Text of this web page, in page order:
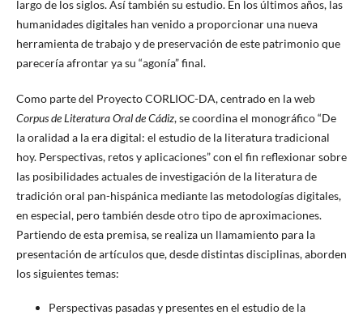
largo de los siglos. Así también su estudio. En los últimos años, las
humanidades digitales han venido a proporcionar una nueva
herramienta de trabajo y de preservación de este patrimonio que
parecería afrontar ya su “agonía” final.
Como parte del Proyecto CORLIOC-DA, centrado en la web
Corpus de Literatura Oral de Cádiz, se coordina el monográfico “De
la oralidad a la era digital: el estudio de la literatura tradicional
hoy. Perspectivas, retos y aplicaciones” con el fin reflexionar sobre
las posibilidades actuales de investigación de la literatura de
tradición oral pan-hispánica mediante las metodologías digitales,
en especial, pero también desde otro tipo de aproximaciones.
Partiendo de esta premisa, se realiza un llamamiento para la
presentación de artículos que, desde distintas disciplinas, aborden
los siguientes temas:
Perspectivas pasadas y presentes en el estudio de la